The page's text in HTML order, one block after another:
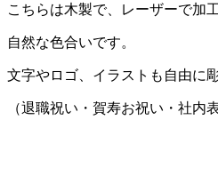
こちらは木製で、レーザーで加
自然な色合いです。
文字やロゴ、イラストも自由に
（退職祝い・賀寿お祝い・社内